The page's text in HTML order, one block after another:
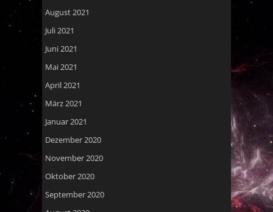
August 2021
Juli 2021
Juni 2021
Mai 2021
April 2021
März 2021
Januar 2021
Dezember 2020
November 2020
Oktober 2020
September 2020